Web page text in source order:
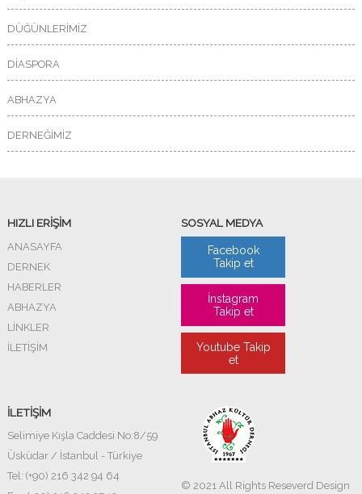
DÜĞÜNLERİMİZ
DİASPORA
ABHAZYA
DERNEĞİMİZ
HIZLI ERİŞİM
ANASAYFA
DERNEK
HABERLER
ABHAZYA
LİNKLER
İLETİŞİM
SOSYAL MEDYA
Facebook
Takip et
İnstagram
Takip et
Youtube Takip
et
İLETİŞİM
Selimiye Kışla Caddesi No:8/59
Üsküdar / İstanbul - Türkiye
Tel: (+90) 216 342 94 64
© 2021 All Rights Reseverd Design